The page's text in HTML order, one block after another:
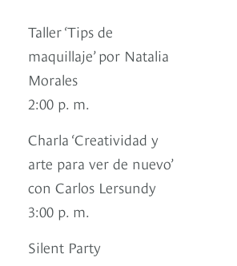
Taller ‘Tips de
maquillaje’ por Natalia
Morales
2:00 p. m.
Charla ‘Creatividad y
arte para ver de nuevo’
con Carlos Lersundy
3:00 p. m.
Silent Party